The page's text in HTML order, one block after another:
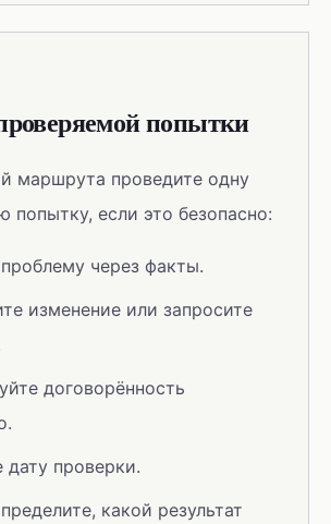
попытки
маршрута проведите одну
попытку, если это безопасно:
через факты.
изменение или запросите
договорённость
дату проверки.
какой результат